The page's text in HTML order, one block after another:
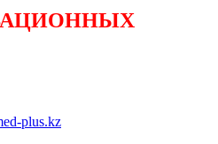
plus.kz